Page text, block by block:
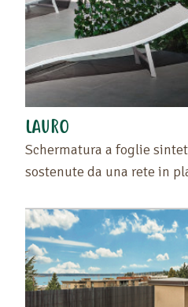
LAURO
Schermatura a foglie
sostenute da una rete in